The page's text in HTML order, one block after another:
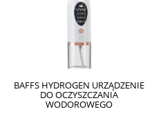
BAFFS HYDROGEN URZĄDZENIE
DO OCZYSZCZANIA
WODOROWEGO